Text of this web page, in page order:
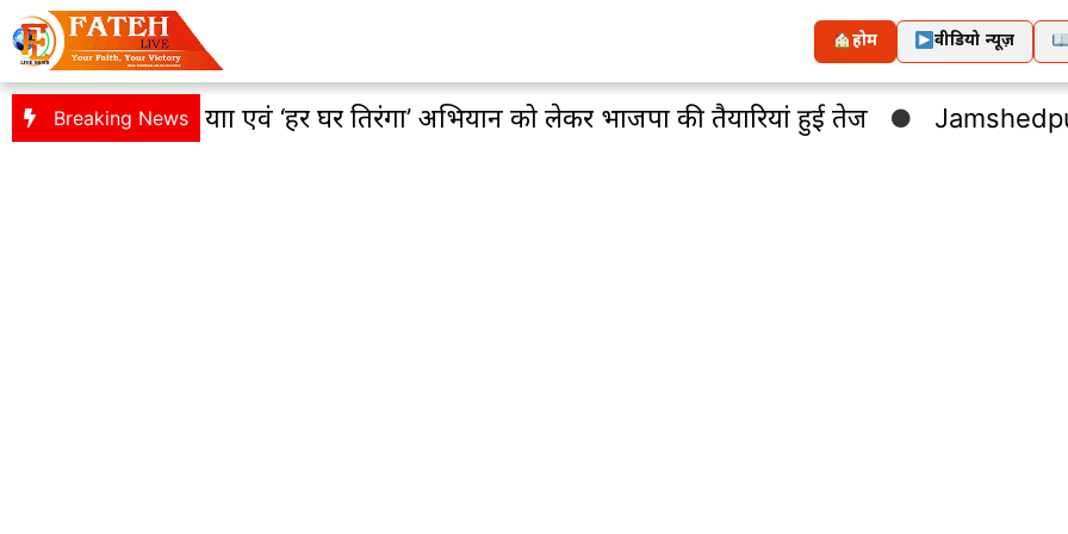
होम वीडियो न्यूज़
Breaking News
: विशाल तिरंगा यात्रा एवं ‘हर घर तिरंगा’ अभियान को लेकर भाजपा की तैयारियां हुई तेज